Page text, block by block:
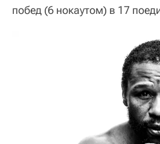
побед (6 нокаутом) в 17